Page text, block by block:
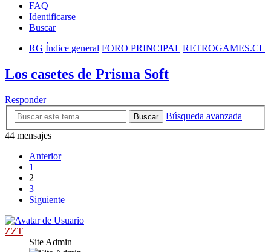
FAQ
Identificarse
Buscar
RG Índice general FORO PRINCIPAL RETROGAMES.CL
Los casetes de Prisma Soft
Responder
Buscar
Búsqueda avanzada
44 mensajes
Anterior
1
2
3
Siguiente
ZZT
Site Admin